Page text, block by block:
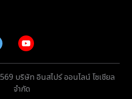
บริษัท อินสไปร์ ออนไลน์ โซเชียล
จำกัด